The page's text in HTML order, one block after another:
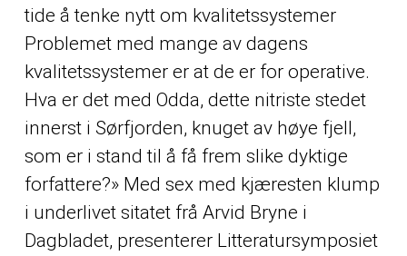
tide å tenke nytt om kvalitetssystemer
Problemet med mange av dagens
kvalitetssystemer er at de er for operative.
Hva er det med Odda, dette nitriste stedet
innerst i Sørfjorden, knuget av høye fjell,
som er i stand til å få frem slike dyktige
forfattere?» Med sex med kjæresten klump
i underlivet sitatet frå Arvid Bryne i
Dagbladet, presenterer Litteratursymposiet